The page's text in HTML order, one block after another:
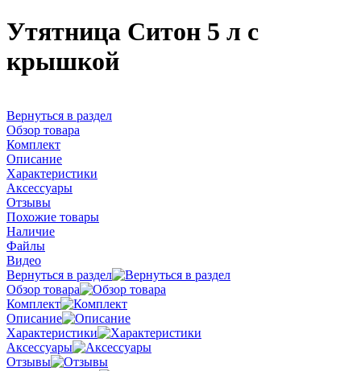
Утятница Ситон 5 л с
крышкой
Вернуться в раздел
Обзор товара
Комплект
Описание
Характеристики
Аксессуары
Отзывы
Похожие товары
Наличие
Файлы
Видео
Вернуться в раздел
Обзор товара
Комплект
Описание
Характеристики
Аксессуары
Отзывы